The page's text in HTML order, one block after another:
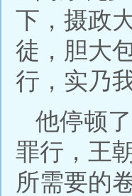
下，摄政
徒，胆大
行，实乃
他停顿
罪行，王
所需要的